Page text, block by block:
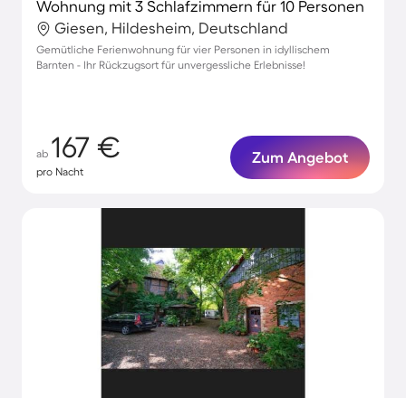
Wohnung mit 3 Schlafzimmern für 10 Personen
Giesen, Hildesheim, Deutschland
Gemütliche Ferienwohnung für vier Personen in idyllischem
Barnten - Ihr Rückzugsort für unvergessliche Erlebnisse!
ab 167 €
pro Nacht
Zum Angebot